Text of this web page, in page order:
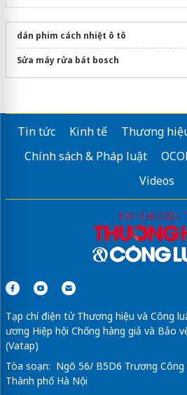
dán phim cách nhiệt ô tô
Sửa máy rửa bát bosch
Tin tức Kinh tế Thương
Chính sách & Pháp luật
Videos
Tạp chí điện tử Thương hiệu và Công
ương Hiệp hội Chống hàng giả và Bảo
(Vatap)
Tòa soạn: Ngõ 56/ B5D6 Trương Công
Thành phố Hà Nội